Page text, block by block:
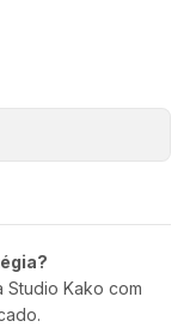
Studio Kako com